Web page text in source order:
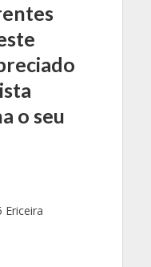
o seu